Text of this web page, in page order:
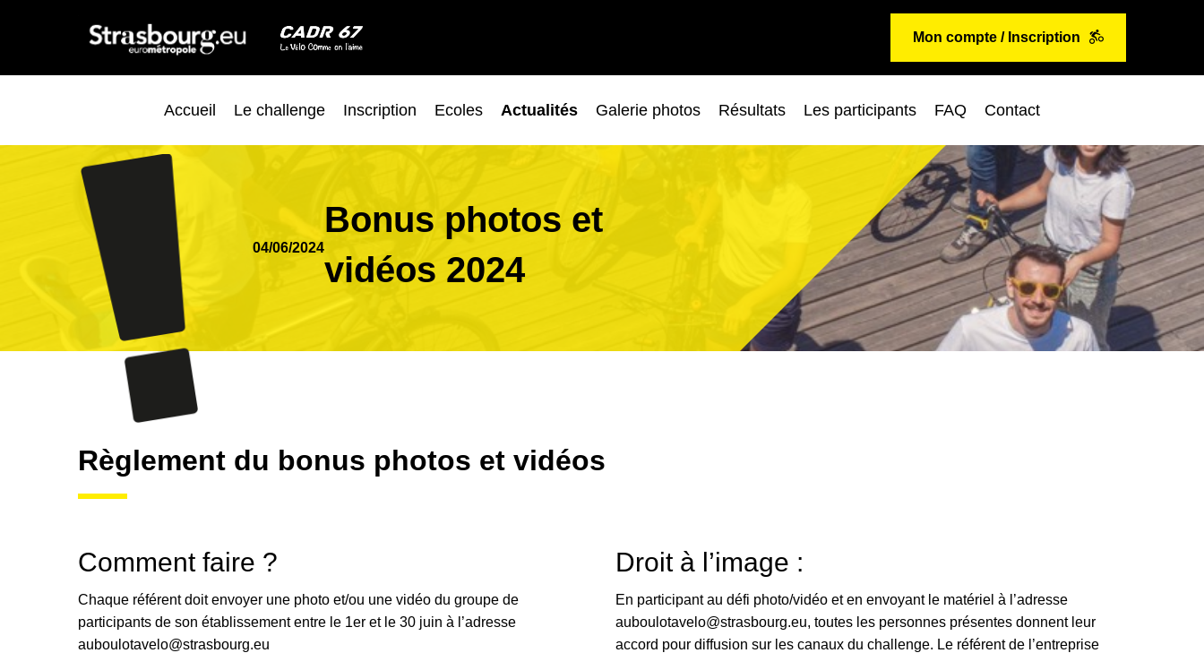
Mon compte / Inscription
Accueil Le challenge Inscription Ecoles Actualités Galerie photos Résultats Les participants FAQ Contact
04/06/2024
Bonus photos et
vidéos 2024
Règlement du bonus photos et vidéos
Comment faire ?
Chaque référent doit envoyer une photo et/ou une vidéo du groupe de
participants de son établissement entre le 1er et le 30 juin à l’adresse
auboulotavelo@strasbourg.eu
Droit à l’image :
En participant au défi photo/vidéo et en envoyant le matériel à l’adresse
auboulotavelo@strasbourg.eu, toutes les personnes présentes donnent leur
accord pour diffusion sur les canaux du challenge. Le référent de l’entreprise